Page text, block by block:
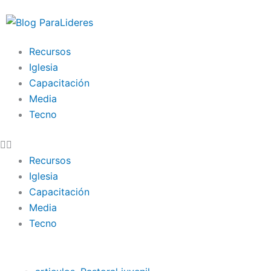
al
Recursos
Iglesia
Capacitación
Media
Tecno
Recursos
Iglesia
Capacitación
Media
Tecno